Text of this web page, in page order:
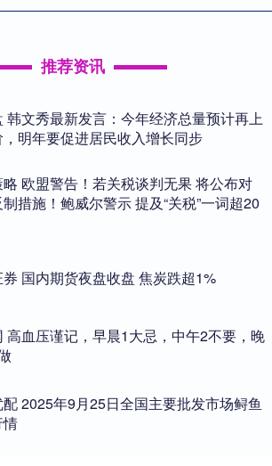
推荐资讯
韩文秀最新发言：今年经济总量预计再上
，明年要促进居民收入增长同步
欧盟警告！若关税谈判无果 将公布对
措施！鲍威尔警示 提及“关税”一词超20
国内期货夜盘收盘 焦炭跌超1%
高血压谨记，早晨1大忌，中午2不要，晚
2025年9月25日全国主要批发市场鲟鱼
情